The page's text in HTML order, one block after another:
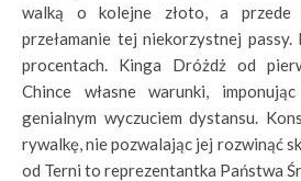
walką o kolejne złoto, a przede
przełamanie tej niekorzystnej
procentach. Kinga Dróżdż od
Chince własne warunki,
genialnym wyczuciem dystansu.
rywalkę, nie pozwalając jej rozwinąć
od Terni to reprezentantka Państwa